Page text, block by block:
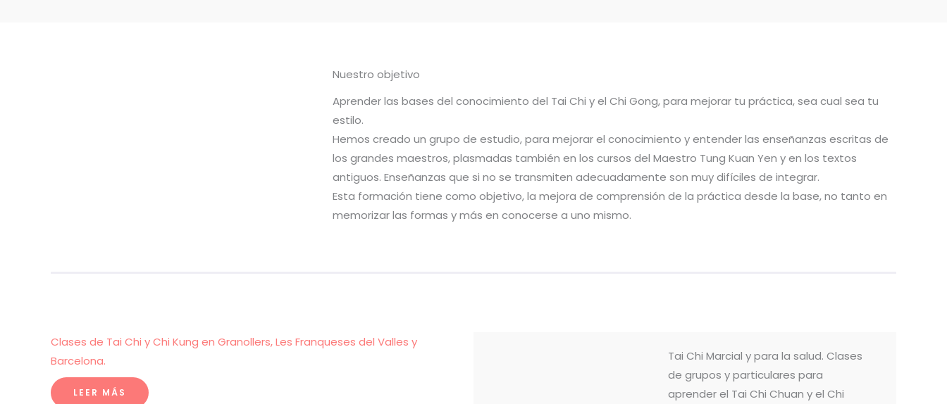
Nuestro objetivo
Aprender las bases del conocimiento del Tai Chi y el Chi Gong, para mejorar tu práctica, sea cual sea tu
estilo.
Hemos creado un grupo de estudio, para mejorar el conocimiento y entender las enseñanzas escritas de
los grandes maestros, plasmadas también en los cursos del Maestro Tung Kuan Yen y en los textos
antiguos. Enseñanzas que si no se transmiten adecuadamente son muy difíciles de integrar.
Esta formación tiene como objetivo, la mejora de comprensión de la práctica desde la base, no tanto en
memorizar las formas y más en conocerse a uno mismo.
Clases de Tai Chi y Chi Kung en Granollers, Les Franqueses del Valles y
Barcelona.
LEER MÁS
Tai Chi Marcial y para la salud. Clases
de grupos y particulares para
aprender el Tai Chi Chuan y el Chi